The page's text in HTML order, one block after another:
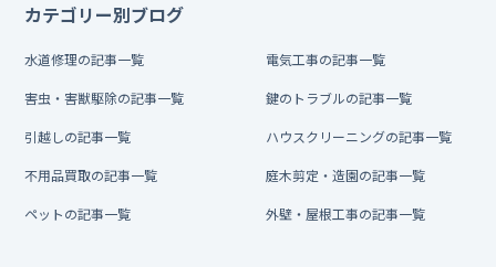
カテゴリー別ブログ
水道修理の記事一覧 電気工事の記事一覧
害虫・害獣駆除の記事一覧 鍵のトラブルの記事一覧
引越しの記事一覧 ハウスクリーニングの記事一覧
不用品買取の記事一覧 庭木剪定・造園の記事一覧
ペットの記事一覧 外壁・屋根工事の記事一覧